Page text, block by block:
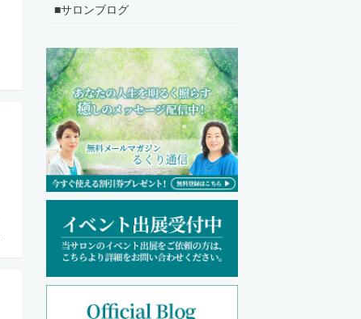
■サロンブログ